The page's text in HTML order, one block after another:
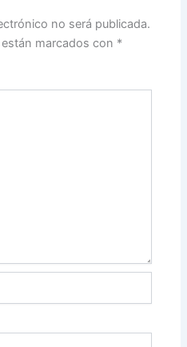
no será publicada.
marcados con *